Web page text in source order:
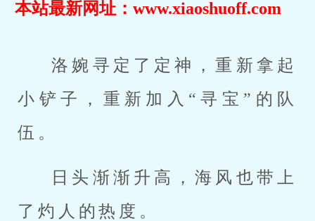
本站最新网址：www.xiaoshuoff.com
洛婉寻定了定神，重新拿起
小铲子，重新加入“寻宝”的队
伍。
日头渐渐升高，海风也带上
了灼人的热度。